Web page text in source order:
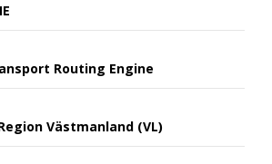
Routing Engine
Västmanland (VL)